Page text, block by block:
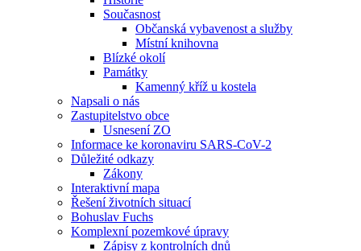
Současnost
Občanská vybavenost a služby
Místní knihovna
Blízké okolí
Památky
Kamenný kříž u kostela
Napsali o nás
Zastupitelstvo obce
Usnesení ZO
Informace ke koronaviru SARS-CoV-2
Důležité odkazy
Zákony
Interaktivní mapa
Řešení životních situací
Bohuslav Fuchs
Komplexní pozemkové úpravy
Zápisy z kontrolních dnů